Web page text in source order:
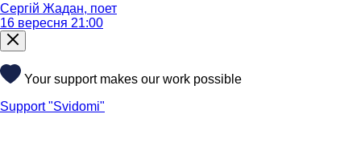
Сергій Жадан, поет
16 вересня 21:00
Your support makes our work possible
Support "Svidomi"